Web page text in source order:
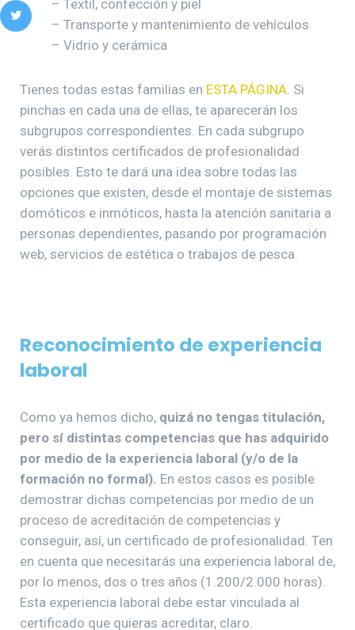
– Textil, confección y piel
– Transporte y mantenimiento de vehículos
– Vidrio y cerámica
Tienes todas estas familias en ESTA PÁGINA. Si
pinchas en cada una de ellas, te aparecerán los
subgrupos correspondientes. En cada subgrupo
verás distintos certificados de profesionalidad
posibles. Esto te dará una idea sobre todas las
opciones que existen, desde el montaje de sistemas
domóticos e inmóticos, hasta la atención sanitaria a
personas dependientes, pasando por programación
web, servicios de estética o trabajos de pesca.
Reconocimiento de experiencia
laboral
Como ya hemos dicho, quizá no tengas titulación,
pero sí distintas competencias que has adquirido
por medio de la experiencia laboral (y/o de la
formación no formal). En estos casos es posible
demostrar dichas competencias por medio de un
proceso de acreditación de competencias y
conseguir, así, un certificado de profesionalidad. Ten
en cuenta que necesitarás una experiencia laboral de,
por lo menos, dos o tres años (1.200/2.000 horas).
Esta experiencia laboral debe estar vinculada al
certificado que quieras acreditar, claro.